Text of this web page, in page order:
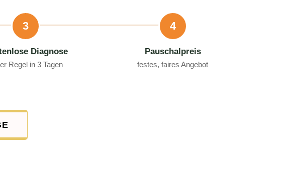
3
Diagnose
Regel in 3 Tagen
4
Pauschalpreis
festes, faires Angebot